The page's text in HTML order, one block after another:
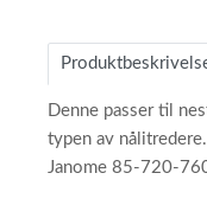
Denne passer til
typen av nålitredere.
Janome 85-720-